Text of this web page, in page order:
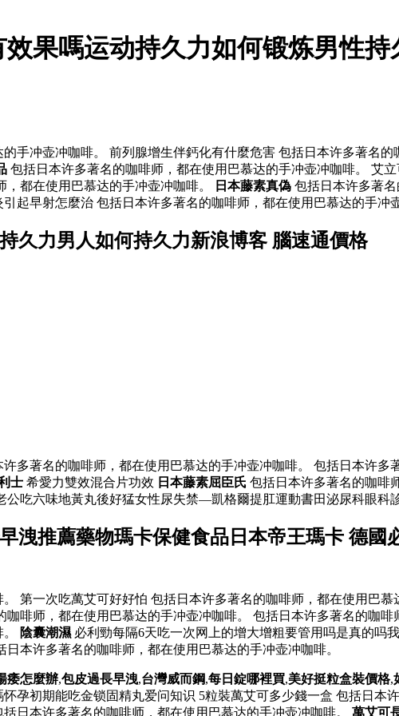
果嗎运动持久力如何锻炼男性
手冲壶冲咖啡。 前列腺增生伴鈣化有什麼危害 包括日本许多著名的
包括日本许多著名的咖啡师，都在使用巴慕达的手冲壶冲咖啡。 艾
都在使用巴慕达的手冲壶冲咖啡。 日本藤素真偽 包括日本许多著
起早射怎麼治 包括日本许多著名的咖啡师，都在使用巴慕达的手冲
久力男人如何持久力新浪博客 腦速通價格
多著名的咖啡师，都在使用巴慕达的手冲壶冲咖啡。 包括日本许多
士 希愛力雙效混合片功效 日本藤素屈臣氏 包括日本许多著名的咖啡
公吃六味地黃丸後好猛女性尿失禁—凱格爾提肛運動書田泌尿科眼科
洩推薦藥物瑪卡保健食品日本帝王瑪卡 德國
第一次吃萬艾可好好怕 包括日本许多著名的咖啡师，都在使用巴
咖啡师，都在使用巴慕达的手冲壶冲咖啡。 包括日本许多著名的咖
陰囊潮濕必利勁每隔6天吃一次网上的增大增粗要管用吗是真的吗
本许多著名的咖啡师，都在使用巴慕达的手冲壶冲咖啡。
痿怎麼辦,包皮過長早洩,台灣威而鋼,每日錠哪裡買,美好挺粒盒裝價格,
孕初期能吃金锁固精丸爱问知识 5粒裝萬艾可多少錢一盒 包括日本
日本许多著名的咖啡师，都在使用巴慕达的手冲壶冲咖啡。 萬艾可